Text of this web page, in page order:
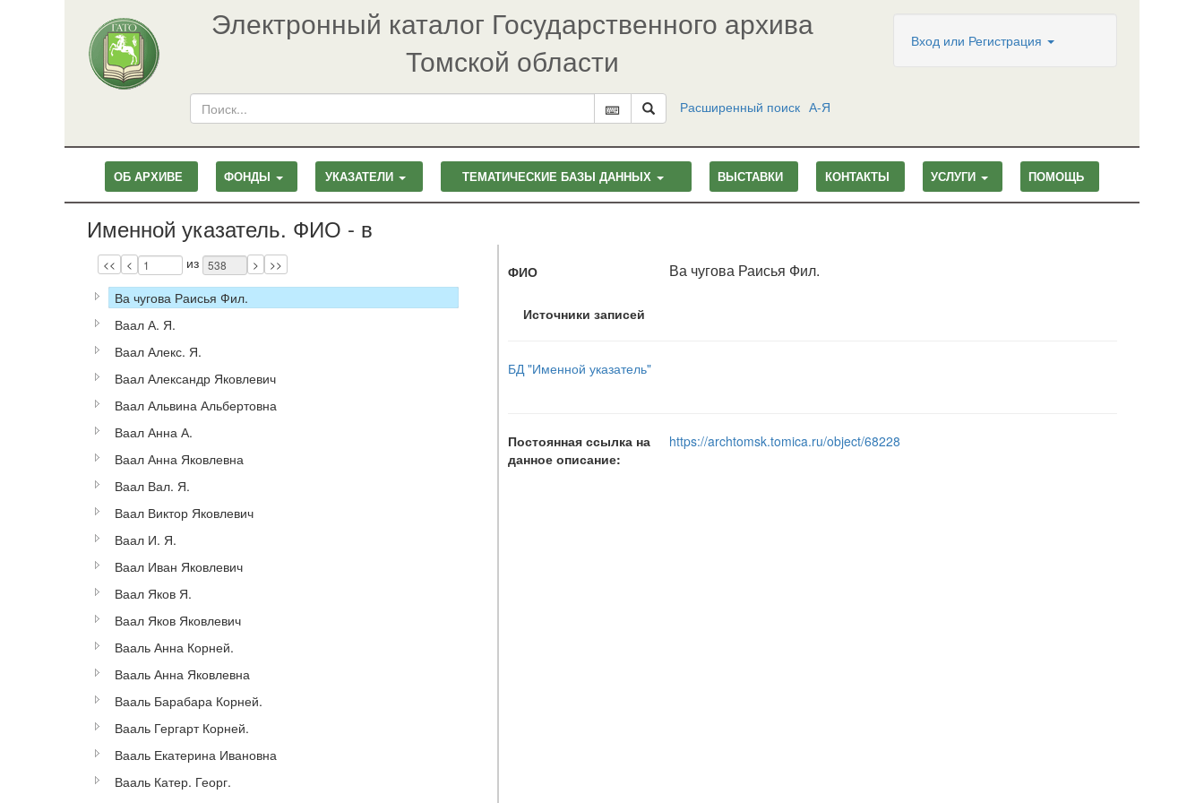
Электронный каталог Государственного архива
Томской области
Расширенный поиск А-Я
Вход или Регистрация
ОБ АРХИВЕ ФОНДЫ УКАЗАТЕЛИ ТЕМАТИЧЕСКИЕ БАЗЫ ДАННЫХ ВЫСТАВКИ КОНТАКТЫ УСЛУГИ ПОМОЩЬ
Именной указатель. ФИО - в
<< < Page из Pages > >>
Ва чугова Раисья Фил.
Ваал А. Я.
Ваал Алекс. Я.
Ваал Александр Яковлевич
Ваал Альвина Альбертовна
Ваал Анна А.
Ваал Анна Яковлевна
Ваал Вал. Я.
Ваал Виктор Яковлевич
Ваал И. Я.
Ваал Иван Яковлевич
Ваал Яков Я.
Ваал Яков Яковлевич
Вааль Анна Корней.
Вааль Анна Яковлевна
Вааль Барабара Корней.
Вааль Гергарт Корней.
Вааль Екатерина Ивановна
Вааль Катер. Георг.
ФИО Ва чугова Раисья Фил.
Источники записей
БД "Именной указатель"
Постоянная ссылка на
данное описание:
https://archtomsk.tomica.ru/object/68228